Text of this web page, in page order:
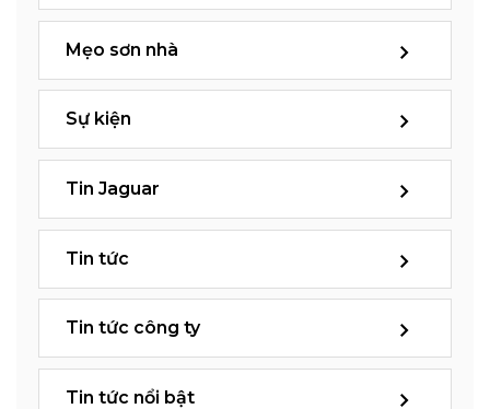
Mẹo sơn nhà
Sự kiện
Tin Jaguar
Tin tức
Tin tức công ty
Tin tức nổi bật